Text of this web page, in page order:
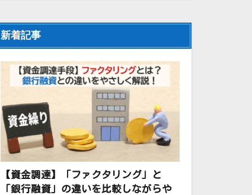
新着記事
【資金調達】「ファクタリング」と
「銀行融資」の違いを比較しながらや